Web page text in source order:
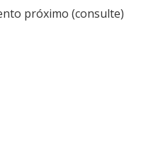
próximo (consulte)